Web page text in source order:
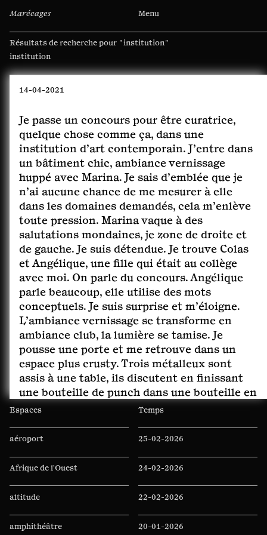
Marécages Menu
Résultats de recherche pour "institution"
Rechercher :
14-04-2021
Je passe un concours pour être curatrice,
quelque chose comme ça, dans une
institution d’art contemporain. J’entre dans
un bâtiment chic, ambiance vernissage
huppé avec Marina. Je sais d’emblée que je
n’ai aucune chance de me mesurer à elle
dans les domaines demandés, cela m’enlève
toute pression. Marina vaque à des
salutations mondaines, je zone de droite et
de gauche. Je suis détendue. Je trouve Colas
et Angélique, une fille qui était au collège
avec moi. On parle du concours. Angélique
parle beaucoup, elle utilise des mots
conceptuels. Je suis surprise et m’éloigne.
L’ambiance vernissage se transforme en
ambiance club, la lumière se tamise. Je
pousse une porte et me retrouve dans un
espace plus crusty. Trois métalleux sont
assis à une table, ils discutent en finissant
une bouteille de punch dans une bouteille en
plastique. Je pousse une autre porte et me
village. Quelques voitures sont garées. Je me
laquelle je viens de sortir est l’entrée d’un
frappe. Un homme métis vient m’ouvrir. Il
Ambiance total clubbing à l’intérieur. Jean,
Espaces Temps
aéroport
Afrique de l'Ouest
altitude
amphithéâtre
25-02-2026
24-02-2026
22-02-2026
20-01-2026